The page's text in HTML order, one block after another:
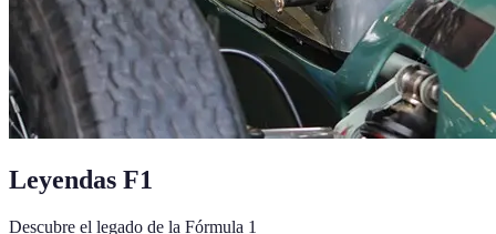
Leyendas F1
Descubre el legado de la Fórmula 1